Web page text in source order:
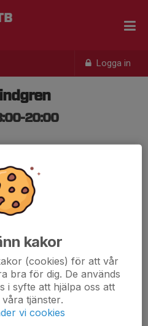
Logga in
20:00
meraleramtb-
kakor
(cookies) för att vår
bra för dig. De används
i syfte att hjälpa oss att
tjänster.
vi cookies